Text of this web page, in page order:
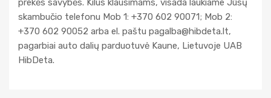
prekės savybės. Kilus klausimams, visada laukiame Jūsų
skambučio telefonu Mob 1: +370 602 90071; Mob 2:
+370 602 90052 arba el. paštu pagalba@hibdeta.lt,
pagarbiai auto dalių parduotuvė Kaune, Lietuvoje UAB
HibDeta.